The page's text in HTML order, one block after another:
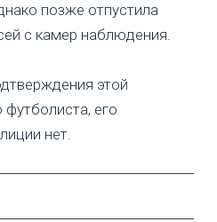
позже отпустила
с камер наблюдения.
этой
его
нет.